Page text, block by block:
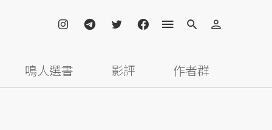
鳴人選書 影評 作者群